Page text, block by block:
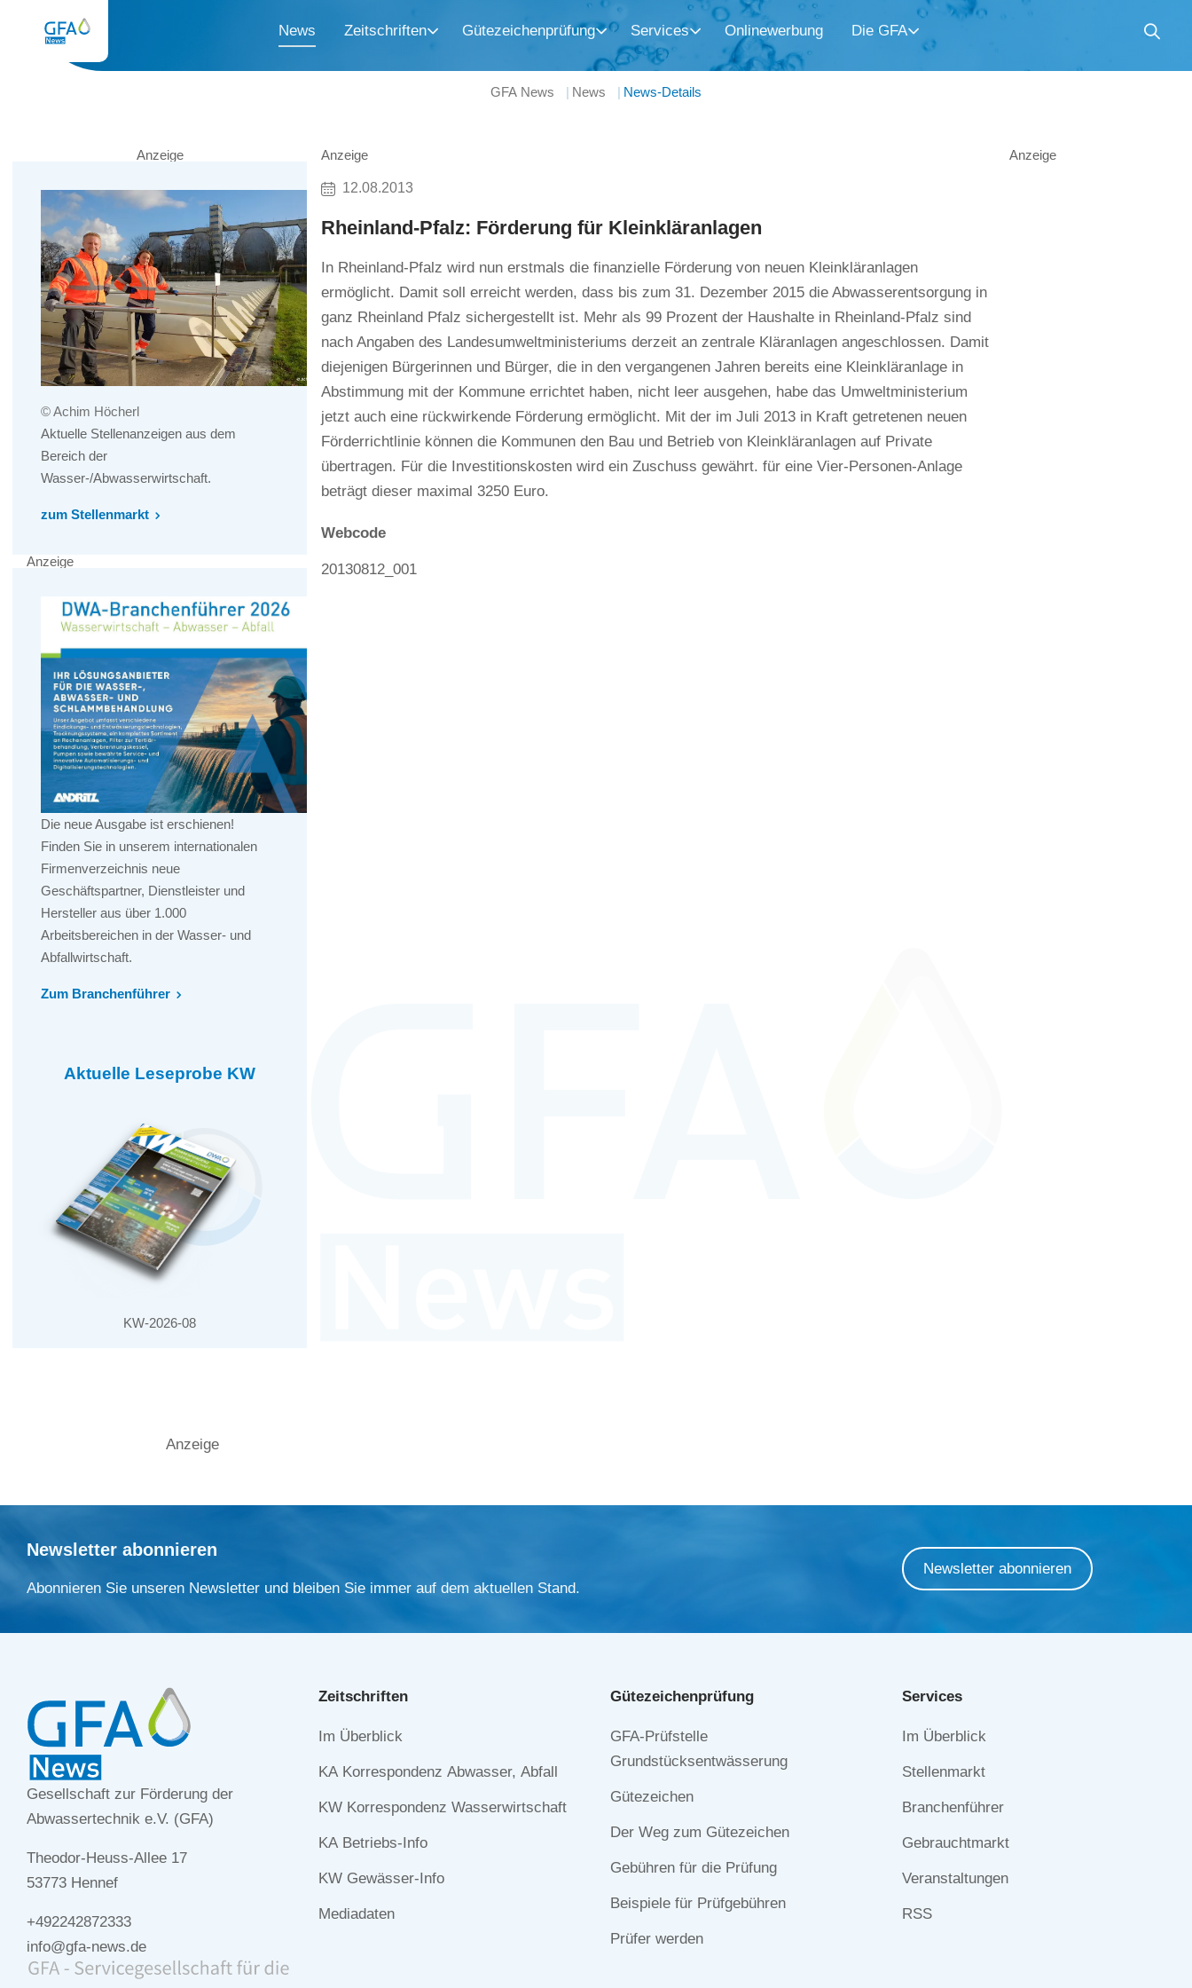
News Zeitschriften Gütezeichenprüfung Services Onlinewerbung Die GFA
GFA News News News-Details
Anzeige
12.08.2013
Rheinland-Pfalz: Förderung für Kleinkläranlagen
In Rheinland-Pfalz wird nun erstmals die finanzielle Förderung von neuen Kleinkläranlagen
ermöglicht. Damit soll erreicht werden, dass bis zum 31. Dezember 2015 die Abwasserentsorgung in
ganz Rheinland Pfalz sichergestellt ist. Mehr als 99 Prozent der Haushalte in Rheinland-Pfalz sind
nach Angaben des Landesumweltministeriums derzeit an zentrale Kläranlagen angeschlossen. Damit
diejenigen Bürgerinnen und Bürger, die in den vergangenen Jahren bereits eine Kleinkläranlage in
Abstimmung mit der Kommune errichtet haben, nicht leer ausgehen, habe das Umweltministerium
jetzt auch eine rückwirkende Förderung ermöglicht. Mit der im Juli 2013 in Kraft getretenen neuen
Förderrichtlinie können die Kommunen den Bau und Betrieb von Kleinkläranlagen auf Private
übertragen. Für die Investitionskosten wird ein Zuschuss gewährt. für eine Vier-Personen-Anlage
beträgt dieser maximal 3250 Euro.
Webcode
20130812_001
Anzeige
© Achim Höcherl
Aktuelle Stellenanzeigen aus dem
Bereich der
Wasser-/Abwasserwirtschaft.
zum Stellenmarkt
Anzeige
Die neue Ausgabe ist erschienen!
Finden Sie in unserem internationalen
Firmenverzeichnis neue
Geschäftspartner, Dienstleister und
Hersteller aus über 1.000
Arbeitsbereichen in der Wasser- und
Abfallwirtschaft.
Zum Branchenführer
Aktuelle Leseprobe KW
KW-2026-08
Anzeige
Anzeige
Newsletter abonnieren
Abonnieren Sie unseren Newsletter und bleiben Sie immer auf dem aktuellen Stand.
Newsletter abonnieren
Gesellschaft zur Förderung der
Abwassertechnik e.V. (GFA)
Theodor-Heuss-Allee 17
53773 Hennef
+492242872333
info@gfa-news.de
Zeitschriften
Navigation
Im Überblick
KA Korrespondenz Abwasser, Abfall
KW Korrespondenz Wasserwirtschaft
KA Betriebs-Info
KW Gewässer-Info
Mediadaten
Gütezeichen­prüfung
Navigation
überspringen
GFA-Prüfstelle
Grundstücksentwässerung
Gütezeichen
Der Weg zum Gütezeichen
Gebühren für die Prüfung
Beispiele für Prüfgebühren
Prüfer werden
Services
Navigation
Im Überblick
Stellenmarkt
Branchenführer
Gebrauchtmarkt
Veranstaltungen
RSS